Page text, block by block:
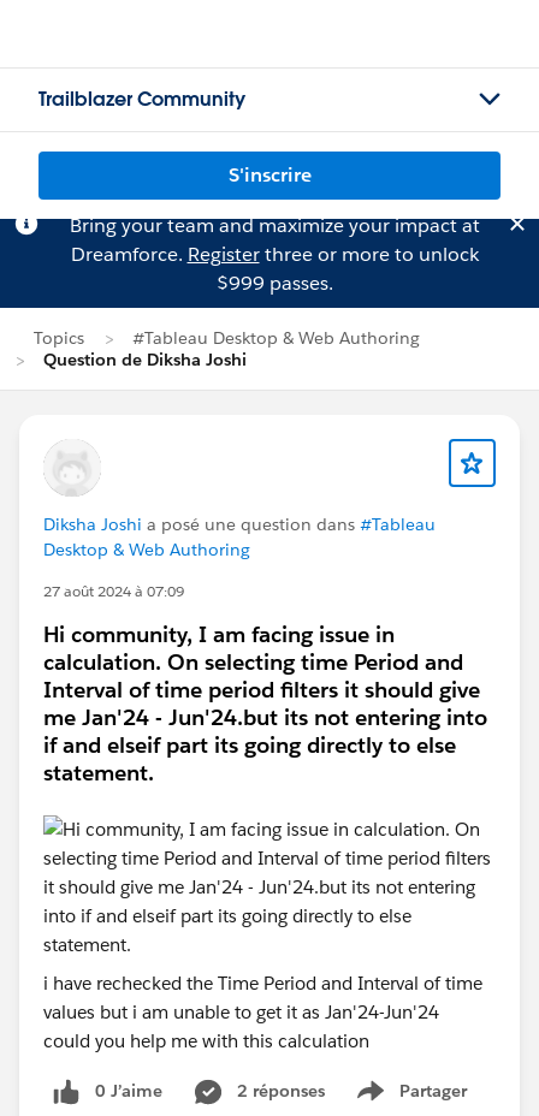
Trailblazer Community
S'inscrire
Bring your team and maximize your impact at
Dreamforce. Registerthree or more to unlock
$999 passes.
Topics
#Tableau Desktop & Web Authoring
Question de Diksha Joshi
Diksha Joshi a posé une question dans #Tableau
Desktop & Web Authoring
27 août 2024 à 07:09
Hi community, I am facing issue in
calculation. On selecting time Period and
Interval of time period filters it should give
me Jan'24 - Jun'24.but its not entering into
if and elseif part its going directly to else
statement.
i have rechecked the Time Period and Interval of time
values but i am unable to get it as Jan'24-Jun'24
could you help me with this calculation
0 J’aime 2 réponses Partager
Show menu